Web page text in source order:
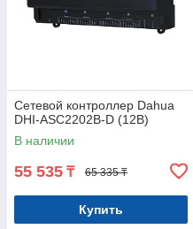
Сетевой контроллер Dahua
DHI-ASC2202B-D (12В)
В наличии
55 535 ₸ 65 335 ₸
Купить